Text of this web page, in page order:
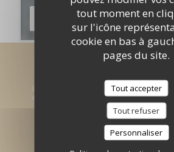
tout moment en
sur l'icône
cookie en bas à
pages du site.
Tout accepter
Tout refuser
Personnaliser
DÉCOUVRIR NOTRE
Inscrivez-vous à notre lettre
communications personnalisées et des
courriel.
S'ABONNER